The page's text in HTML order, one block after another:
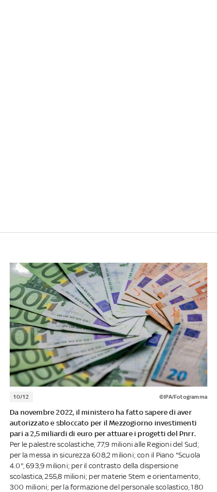
10/12 ©IPA/Fotogramma
Da novembre 2022, il ministero ha fatto sapere di aver
autorizzato e sbloccato per il Mezzogiorno investimenti
pari a 2,5 miliardi di euro per attuare i progetti del Pnrr.
Per le palestre scolastiche, 77,9 milioni alle Regioni del Sud;
per la messa in sicurezza 608,2 milioni; con il Piano "Scuola
4.0", 693,9 milioni; per il contrasto della dispersione
scolastica, 255,8 milioni; per materie Stem e orientamento,
300 milioni; per la formazione del personale scolastico, 180